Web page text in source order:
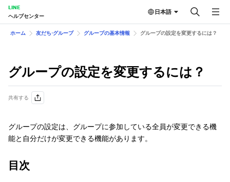
LINE
ヘルプセンター
日本語
ホーム 友だち⋅グループ グループの基本情報 グループの設定を変更するには？
グループの設定を変更するには？
共有する
グループの設定は、グループに参加している全員が変更できる機
能と自分だけが変更できる機能があります。
目次